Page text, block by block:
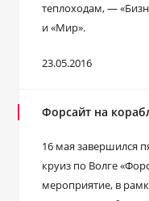
теплоходам, —
и «Мир».
23.05.2016
Форсайт на
16 мая завершился
круиз по Волге
мероприятие, в